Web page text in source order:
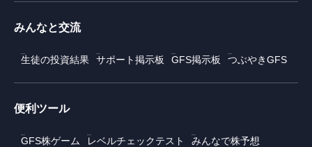
みんなと交流
生徒の投資結果 サポート掲示板 GFS掲示板 つぶやきGFS
便利ツール
GFS株ゲーム レベルチェックテスト
みんなで株予想